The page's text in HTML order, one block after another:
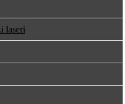
laseri